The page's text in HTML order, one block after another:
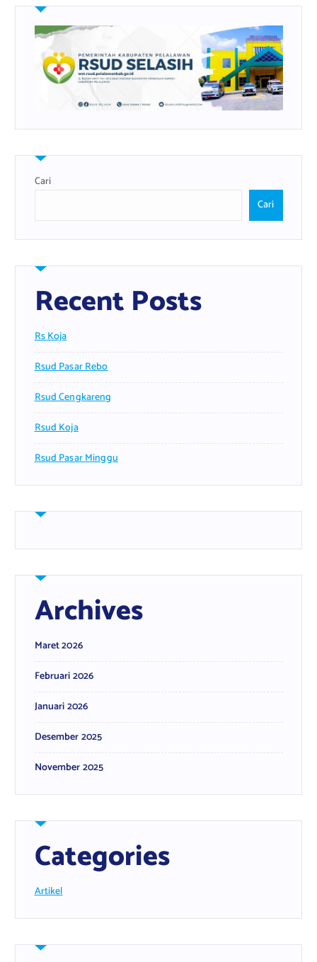
Cari
Cari
Recent Posts
Rs Koja
Rsud Pasar Rebo
Rsud Cengkareng
Rsud Koja
Rsud Pasar Minggu
Archives
Maret 2026
Februari 2026
Januari 2026
Desember 2025
November 2025
Categories
Artikel